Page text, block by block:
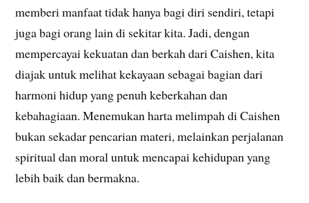
memberi manfaat tidak hanya bagi diri sendiri, tetapi
juga bagi orang lain di sekitar kita. Jadi, dengan
mempercayai kekuatan dan berkah dari Caishen, kita
diajak untuk melihat kekayaan sebagai bagian dari
harmoni hidup yang penuh keberkahan dan
kebahagiaan. Menemukan harta melimpah di Caishen
bukan sekadar pencarian materi, melainkan perjalanan
spiritual dan moral untuk mencapai kehidupan yang
lebih baik dan bermakna.